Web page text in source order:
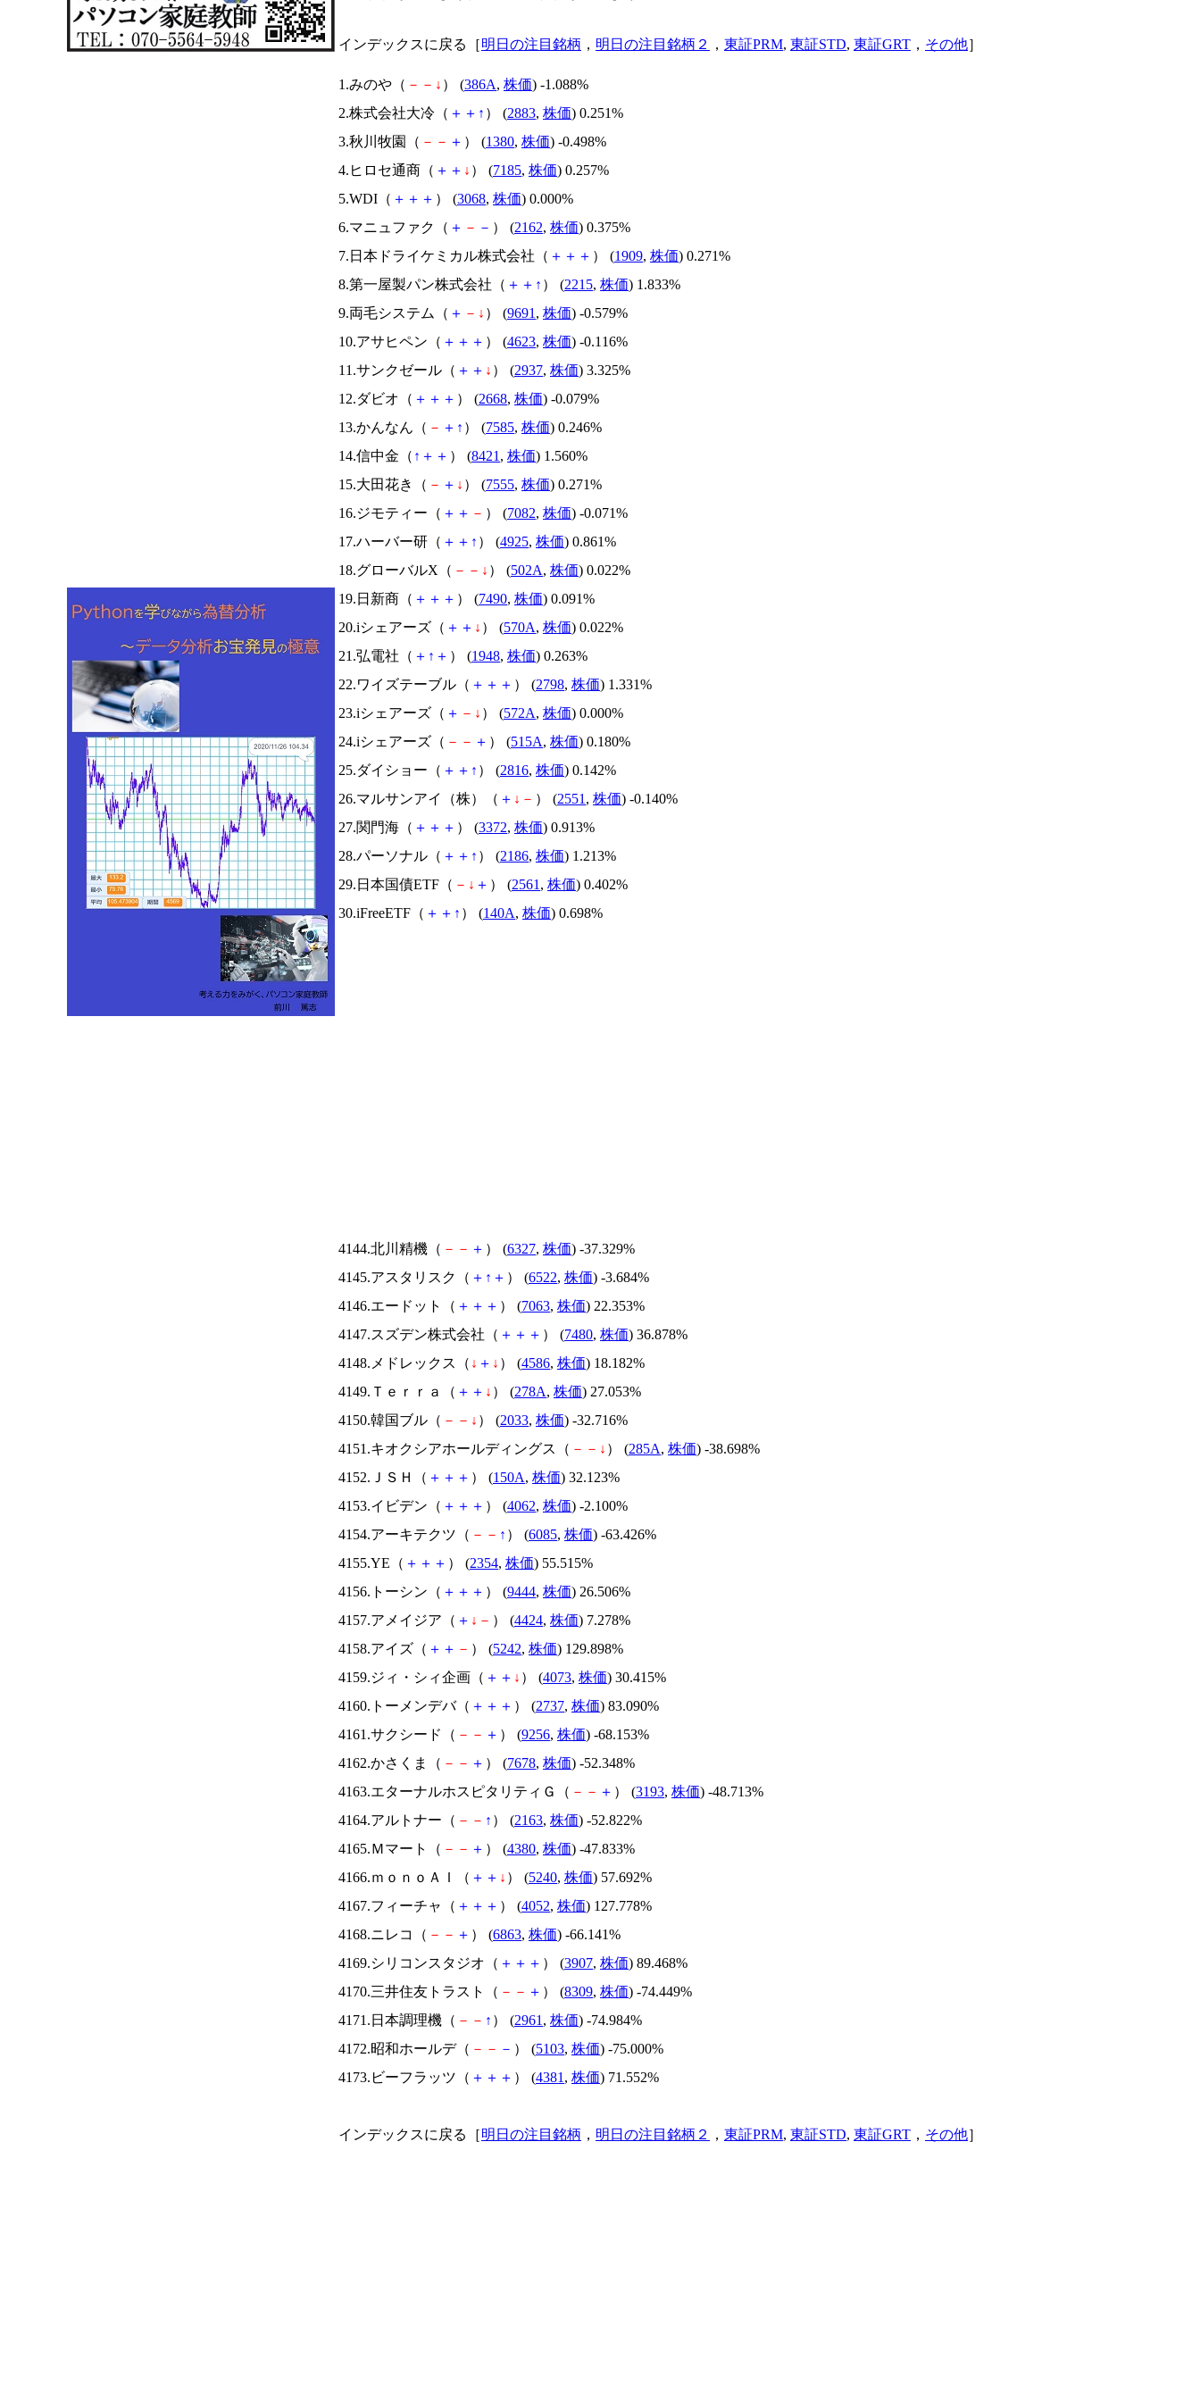
インデックスに戻る［明日の注目銘柄 ， 明日の注目銘柄２ ， 東証PRM, 東証STD, 東証GRT ， その他］
1.みのや（ － － ↓ ） (386A, 株価) -1.088%
2.株式会社大冷（ ＋ ＋ ↑ ） (2883, 株価) 0.251%
3.秋川牧園（ － － ＋ ） (1380, 株価) -0.498%
4.ヒロセ通商（ ＋ ＋ ↓ ） (7185, 株価) 0.257%
5.WDI（ ＋ ＋ ＋ ） (3068, 株価) 0.000%
6.マニュファク（ ＋ － － ） (2162, 株価) 0.375%
7.日本ドライケミカル株式会社（ ＋ ＋ ＋ ） (1909, 株価) 0.271%
8.第一屋製パン株式会社（ ＋ ＋ ↑ ） (2215, 株価) 1.833%
9.両毛システム（ ＋ － ↓ ） (9691 , 株価) -0.579%
10.アサヒペン（ ＋ ＋ ＋ ） (4623, 株価) -0.116%
11.サンクゼール（ ＋ ＋ ↓ ） (2937, 株価) 3.325%
12.ダビオ（ ＋ ＋ ＋ ） (2668, 株価) -0.079%
13.かんなん（ － ＋ ↑ ） (7585, 株価) 0.246%
14.信中金（ ↑ ＋ ＋ ） (8421 , 株価) 1.560%
15.大田花き（ － ＋ ↓ ） (7555, 株価) 0.271%
16.ジモティー（ ＋ ＋ － ） (7082, 株価) -0.071%
17.ハーバー研（ ＋ ＋ ↑ ） (4925, 株価) 0.861%
18.グローバルX（ － － ↓ ） (502A, 株価) 0.022%
19.日新商（ ＋ ＋ ＋ ） (7490, 株価) 0.091%
20.iシェアーズ（ ＋ ＋ ↓ ） (570A, 株価) 0.022%
21.弘電社（ ＋ ↑ ＋ ） (1948, 株価) 0.263%
22.ワイズテーブル（ ＋ ＋ ＋ ） (2798, 株価) 1.331%
23.iシェアーズ（ ＋ － ↓ ） (572A, 株価) 0.000%
24.iシェアーズ（ － － ＋ ） (515A, 株価) 0.180%
25.ダイショー（ ＋ ＋ ↑ ） (2816, 株価) 0.142%
26.マルサンアイ（株）（ ＋ ↓ － ） (2551 , 株価) -0.140%
27.関門海（ ＋ ＋ ＋ ） (3372, 株価) 0.913%
28.パーソナル（ ＋ ＋ ↑ ） (2186, 株価) 1.213%
29.日本国債ETF（ － ↓ ＋ ） (2561 , 株価) 0.402%
30.iFreeETF（ ＋ ＋ ↑ ） (140A, 株価) 0.698%
4144.北川精機（ － － ＋ ） (6327, 株価) -37.329%
4145.アスタリスク（ ＋ ↑ ＋ ） (6522, 株価) -3.684%
4146.エードット（ ＋ ＋ ＋ ） (7063, 株価) 22.353%
4147.スズデン株式会社（ ＋ ＋ ＋ ） (7480, 株価) 36.878%
4148.メドレックス（ ↓ ＋ ↓ ） (4586, 株価) 18.182%
4149.Ｔｅｒｒａ（ ＋ ＋ ↓ ） (278A, 株価) 27.053%
4150.韓国ブル（ － － ↓ ） (2033, 株価) -32.716%
4151.キオクシアホールディングス（ － － ↓ ） (285A, 株価) -38.698%
4152.ＪＳＨ（ ＋ ＋ ＋ ） (150A, 株価) 32.123%
4153.イビデン（ ＋ ＋ ＋ ） (4062, 株価) -2.100%
4154.アーキテクツ（ － － ↑ ） (6085, 株価) -63.426%
4155.YE（ ＋ ＋ ＋ ） (2354, 株価) 55.515%
4156.トーシン（ ＋ ＋ ＋ ） (9444, 株価) 26.506%
4157.アメイジア（ ＋ ↓ － ） (4424, 株価) 7.278%
4158.アイズ（ ＋ ＋ － ） (5242, 株価) 129.898%
4159.ジィ・シィ企画（ ＋ ＋ ↓ ） (4073, 株価) 30.415%
4160.トーメンデバ（ ＋ ＋ ＋ ） (2737, 株価) 83.090%
4161.サクシード（ － － ＋ ） (9256, 株価) -68.153%
4162.かさくま（ － － ＋ ） (7678, 株価) -52.348%
4163.エターナルホスピタリティＧ（ － － ＋ ） (3193, 株価) -48.713%
4164.アルトナー（ － － ↑ ） (2163, 株価) -52.822%
4165.Ｍマート（ － － ＋ ） (4380, 株価) -47.833%
4166.ｍｏｎｏＡＩ（ ＋ ＋ ↓ ） (5240, 株価) 57.692%
4167.フィーチャ（ ＋ ＋ ＋ ） (4052, 株価) 127.778%
4168.ニレコ（ － － ＋ ） (6863, 株価) -66.141%
4169.シリコンスタジオ（ ＋ ＋ ＋ ） (3907, 株価) 89.468%
4170.三井住友トラスト（ － － ＋ ） (8309, 株価) -74.449%
4171.日本調理機（ － － ↑ ） (2961 , 株価) -74.984%
4172.昭和ホールデ（ － － － ） (5103, 株価) -75.000%
4173.ビーフラッツ（ ＋ ＋ ＋ ） (4381 , 株価) 71.552%
インデックスに戻る［明日の注目銘柄 ， 明日の注目銘柄２ ， 東証PRM, 東証STD, 東証GRT ， その他］